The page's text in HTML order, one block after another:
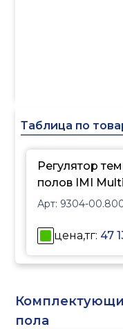
Таблица по
Регулятор
полов IMI
Арт: 9304-
цена,тг: 47
пола